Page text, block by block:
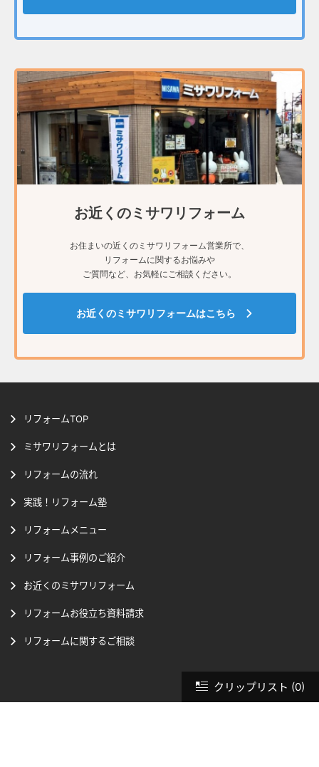
お近くのミサワリフォーム
お住まいの近くのミサワリフォーム営業所で、
リフォームに関するお悩みや
ご質問など、お気軽にご相談ください。
お近くのミサワリフォームはこちら
クリップリスト (0)
リフォームTOP
ミサワリフォームとは
リフォームの流れ
実践！リフォーム塾
リフォームメニュー
リフォーム事例のご紹介
お近くのミサワリフォーム
リフォームお役立ち資料請求
リフォームに関するご相談